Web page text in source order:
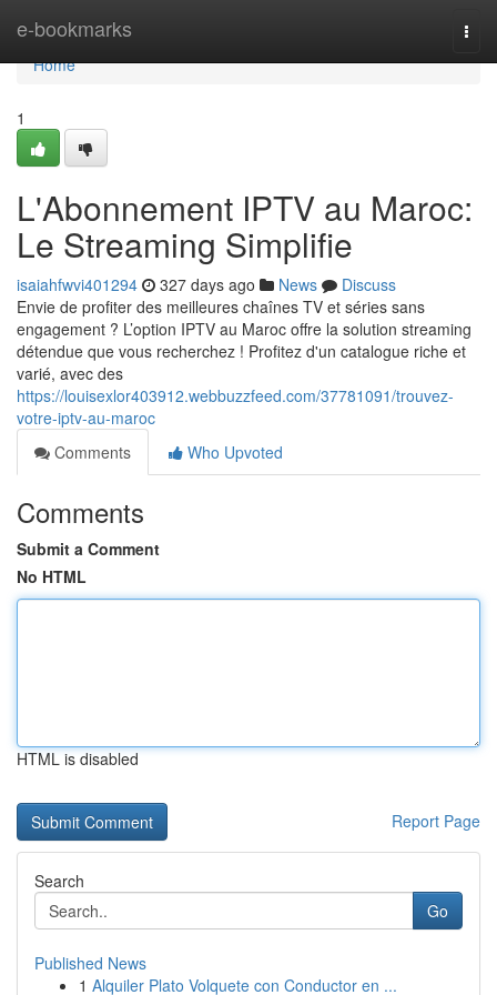
e-bookmarks
Home
Home
1
L'Abonnement IPTV au Maroc:
Le Streaming Simplifie
isaiahfwvi401294 327 days ago News
Discuss
Envie de profiter des meilleures chaînes TV et séries sans
engagement ? L’option IPTV au Maroc offre la solution streaming
détendue que vous recherchez ! Profitez d'un catalogue riche et
varié, avec des
https://louisexlor403912.webbuzzfeed.com/37781091/trouvez-
votre-iptv-au-maroc
Comments
Who Upvoted
Comments
Submit a Comment
No HTML
HTML is disabled
Report Page
Search
Go
Published News
1 Alquiler Plato Volquete con Conductor en ...